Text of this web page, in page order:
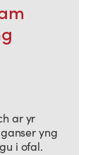
ar yr
yng
i ofal.